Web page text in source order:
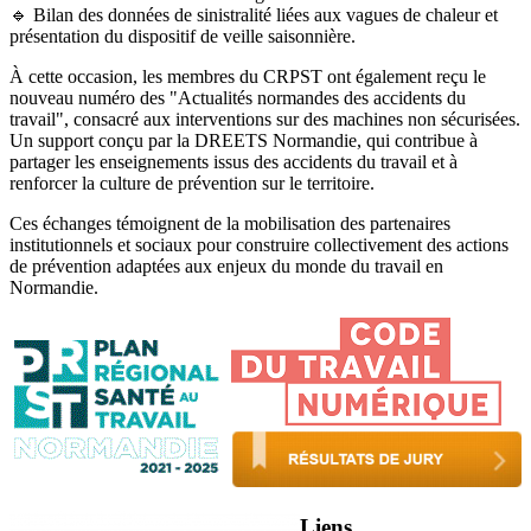
🔹 Bilan des données de sinistralité liées aux vagues de chaleur et
présentation du dispositif de veille saisonnière.
À cette occasion, les membres du CRPST ont également reçu le
nouveau numéro des "Actualités normandes des accidents du
travail", consacré aux interventions sur des machines non sécurisées.
Un support conçu par la DREETS Normandie, qui contribue à
partager les enseignements issus des accidents du travail et à
renforcer la culture de prévention sur le territoire.
Ces échanges témoignent de la mobilisation des partenaires
institutionnels et sociaux pour construire collectivement des actions
de prévention adaptées aux enjeux du monde du travail en
Normandie.